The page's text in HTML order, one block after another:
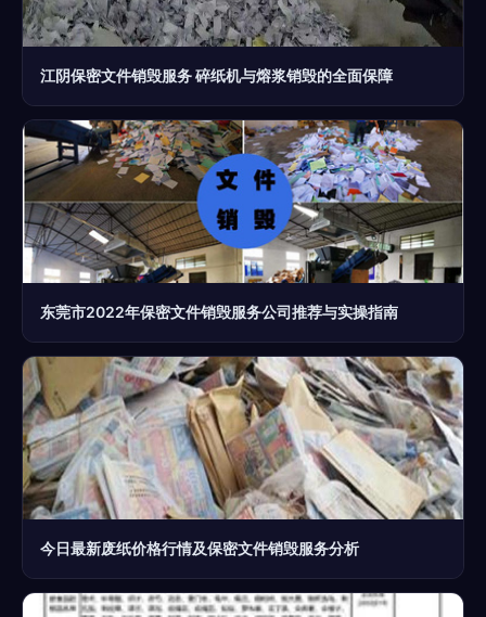
江阴保密文件销毁服务 碎纸机与熔浆销毁的全面保障
东莞市2022年保密文件销毁服务公司推荐与实操指南
今日最新废纸价格行情及保密文件销毁服务分析